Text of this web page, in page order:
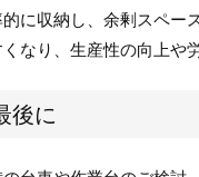
に収納し、余剰スペー
なり、生産性の向上や
後に